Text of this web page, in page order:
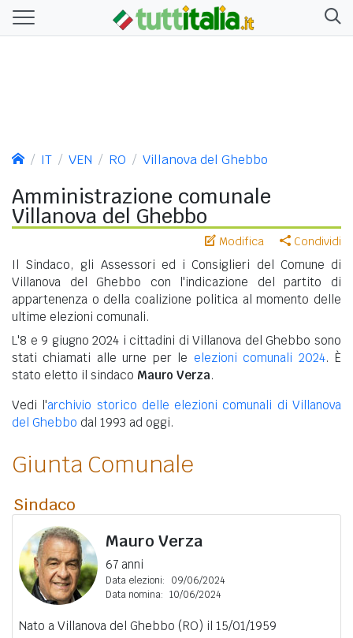
IT VEN RO Villanova del Ghebbo
Amministrazione comunale
Villanova del Ghebbo
Modifica Condividi
Il Sindaco, gli Assessori ed i Consiglieri del Comune di
Villanova del Ghebbo con l'indicazione del partito di
appartenenza o della coalizione politica al momento delle
ultime elezioni comunali.
L'8 e 9 giugno 2024 i cittadini di Villanova del Ghebbo sono
stati chiamati alle urne per le elezioni comunali 2024. È
stato eletto il sindaco Mauro Verza.
Vedi l'archivio storico delle elezioni comunali di Villanova
del Ghebbo dal 1993 ad oggi.
Giunta Comunale
Sindaco
Mauro Verza
67 anni
Data elezioni:
09/06/2024
Data nomina: 10/06/2024
Nato a Villanova del Ghebbo (RO) il 15/01/1959